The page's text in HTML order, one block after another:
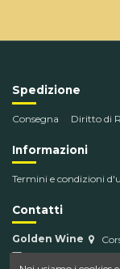
Spedizione
Consegna Diritto di
Informazioni
Termini e condizioni
Contatti
Golden Wine